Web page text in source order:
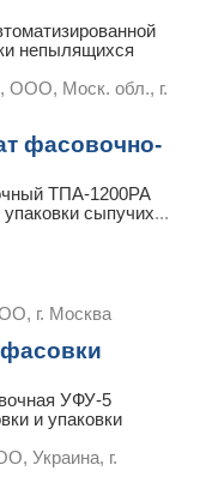
непылящихся
ООО, Моск. обл., г.
фасовочно-
ТПА-1200РА
сыпучих...
г. Москва
УФУ-5
и упаковки
Украина, г.